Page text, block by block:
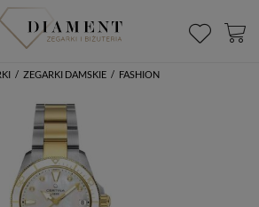
/ ZEGARKI DAMSKIE / FASHION